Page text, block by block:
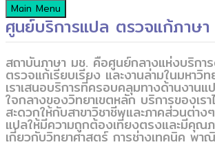
Main Menu
ศูนย์บริการแปล ตรวจแก้ภาษา
สถาบันภาษา มช. คือศูนย์กลางแห่งบริกา
ตรวจแก้เรียบเรียง และงานล่ามในมหาวิ
เราเสนอบริการที่ครอบคลุมทางด้านงาน
ใจกลางของวิทยาเขตหลัก บริการของเร
สะดวกให้กับสาขาวิชาชีพและภาคส่วนต่า
แปลให้มีความถูกต้องเที่ยงตรงและมีคุณ
เกี่ยวกับวิทยาศาสตร์ การช่างเทคนิค พา